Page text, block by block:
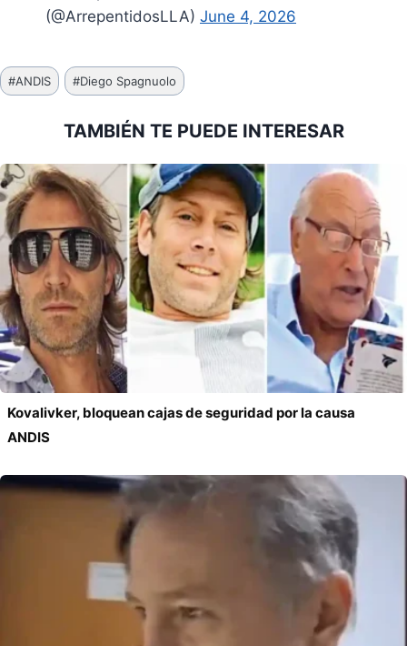
(@ArrepentidosLLA) June 4, 2026
Etiquetas
de
#ANDIS #Diego Spagnuolo
TAMBIÉN TE PUEDE INTERESAR
Kovalivker, bloquean cajas de seguridad por la causa
ANDIS